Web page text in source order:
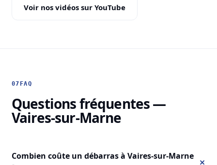
Voir nos vidéos sur YouTube
07 FAQ
Questions fréquentes —
Vaires-sur-Marne
Combien coûte un débarras à Vaires-sur-Marne